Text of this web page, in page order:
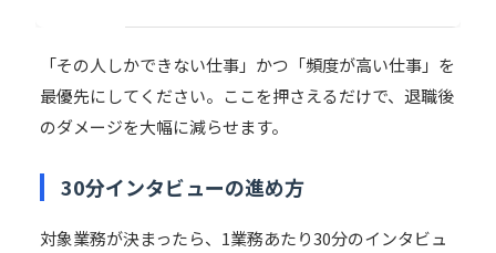
「その人しかできない仕事」かつ「頻度が高い仕事」を
最優先にしてください。ここを押さえるだけで、退職後
のダメージを大幅に減らせます。
30分インタビューの進め方
対象業務が決まったら、1業務あたり30分のインタビュ